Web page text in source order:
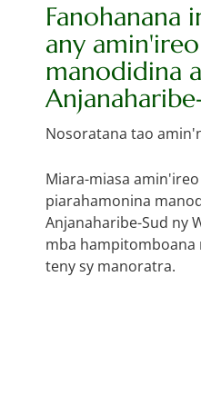
Fanohanana
any
manodidina
Nosoratana tao
Miara-miasa
piarahamonina
Anjanaharibe-Sud ny
mba hampitomboana
teny sy manoratra.